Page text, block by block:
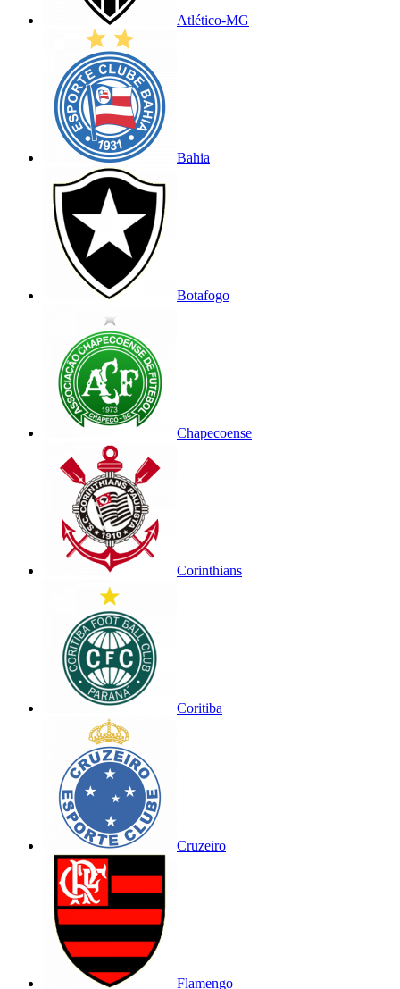
Atlético-MG
Bahia
Botafogo
Chapecoense
Corinthians
Coritiba
Cruzeiro
Flamengo